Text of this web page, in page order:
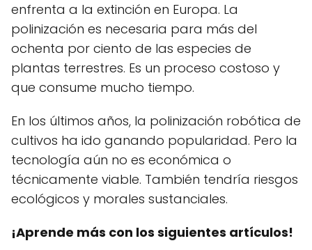
enfrenta a la extinción en Europa. La
polinización es necesaria para más del
ochenta por ciento de las especies de
plantas terrestres. Es un proceso costoso y
que consume mucho tiempo.
En los últimos años, la polinización robótica de
cultivos ha ido ganando popularidad. Pero la
tecnología aún no es económica o
técnicamente viable. También tendría riesgos
ecológicos y morales sustanciales.
¡Aprende más con los siguientes artículos!